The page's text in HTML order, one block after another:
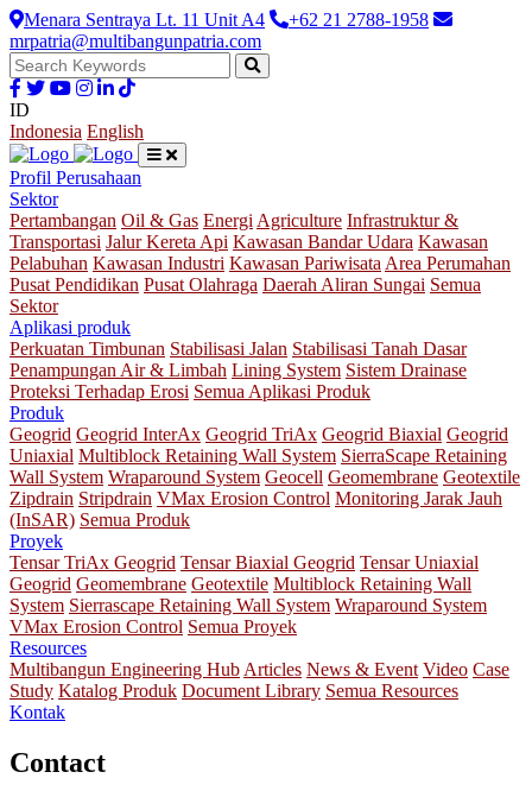
Menara Sentraya Lt. 11 Unit A4
+62 21 2788-1958
mrpatria@multibangunpatria.com
ID
Indonesia English
Profil Perusahaan
Sektor
Pertambangan Oil & Gas Energi Agriculture Infrastruktur &
Transportasi Jalur Kereta Api Kawasan Bandar Udara Kawasan
Pelabuhan Kawasan Industri Kawasan Pariwisata Area Perumahan
Pusat Pendidikan Pusat Olahraga Daerah Aliran Sungai Semua
Sektor
Aplikasi produk
Perkuatan Timbunan Stabilisasi Jalan Stabilisasi Tanah Dasar
Penampungan Air & Limbah Lining System Sistem Drainase
Proteksi Terhadap Erosi Semua Aplikasi Produk
Produk
Geogrid Geogrid InterAx Geogrid TriAx Geogrid Biaxial Geogrid
Uniaxial Multiblock Retaining Wall System SierraScape Retaining
Wall System Wraparound System Geocell Geomembrane Geotextile
Zipdrain Stripdrain VMax Erosion Control Monitoring Jarak Jauh
(InSAR) Semua Produk
Proyek
Tensar TriAx Geogrid Tensar Biaxial Geogrid Tensar Uniaxial
Geogrid Geomembrane Geotextile Multiblock Retaining Wall
System Sierrascape Retaining Wall System Wraparound System
VMax Erosion Control Semua Proyek
Resources
Multibangun Engineering Hub Articles News & Event Video Case
Study Katalog Produk Document Library Semua Resources
Kontak
Contact